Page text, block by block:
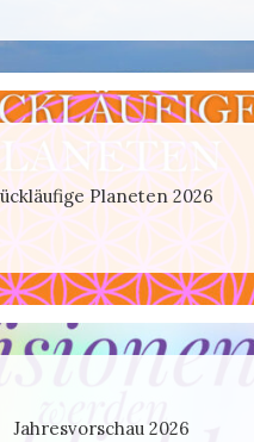
Planeten 2026
Jahresvorschau 2026